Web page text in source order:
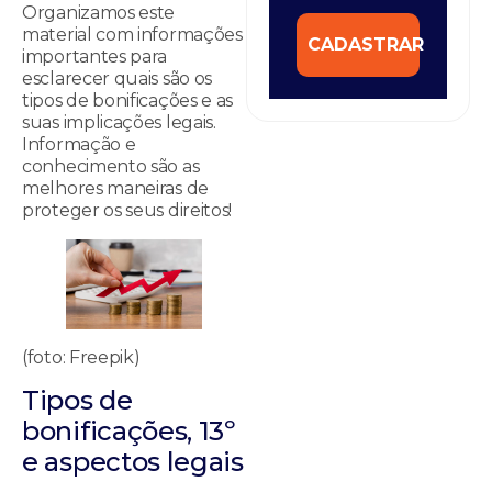
Organizamos este
material com informações
importantes para
esclarecer quais são os
tipos de bonificações e as
suas implicações legais.
Informação e
conhecimento são as
melhores maneiras de
proteger os seus direitos!
(foto: Freepik)
Tipos de
bonificações, 13º
e aspectos legais
CADASTRAR